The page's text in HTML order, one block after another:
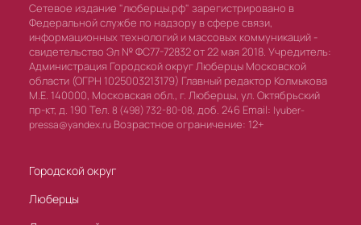
Сетевое издание "люберцы.рф" зарегистрировано в
Федеральной службе по надзору в сфере связи,
информационных технологий и массовых коммуникаций -
свидетельство Эл № ФС77-72832 от 22 мая 2018. Учредитель:
Администрация Городской округ Люберцы Московской
области (ОГРН 1025003213179) Главный редактор Колмыкова
М.Е. 140000, Московская обл., г. Люберцы, ул. Октябрьский
пр-кт, д. 190 Тел. 8 (498) 732-80-08, доб. 246 Email: lyuber-
pressa@yandex.ru Возрастное ограничение: 12+
Городской округ
Люберцы